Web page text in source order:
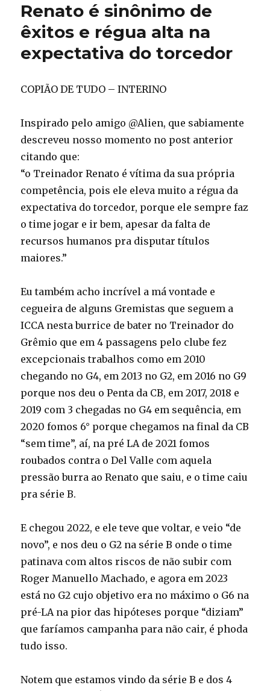
Renato é sinônimo de
êxitos e régua alta na
expectativa do torcedor
COPIÃO DE TUDO – INTERINO
Inspirado pelo amigo @Alien, que sabiamente
descreveu nosso momento no post anterior
citando que:
“o Treinador Renato é vítima da sua própria
competência, pois ele eleva muito a régua da
expectativa do torcedor, porque ele sempre faz
o time jogar e ir bem, apesar da falta de
recursos humanos pra disputar títulos
maiores.”
Eu também acho incrível a má vontade e
cegueira de alguns Gremistas que seguem a
ICCA nesta burrice de bater no Treinador do
Grêmio que em 4 passagens pelo clube fez
excepcionais trabalhos como em 2010
chegando no G4, em 2013 no G2, em 2016 no G9
porque nos deu o Penta da CB, em 2017, 2018 e
2019 com 3 chegadas no G4 em sequência, em
2020 fomos 6° porque chegamos na final da CB
“sem time”, aí, na pré LA de 2021 fomos
roubados contra o Del Valle com aquela
pressão burra ao Renato que saiu, e o time caiu
pra série B.
E chegou 2022, e ele teve que voltar, e veio “de
novo”, e nos deu o G2 na série B onde o time
patinava com altos riscos de não subir com
Roger Manuello Machado, e agora em 2023
está no G2 cujo objetivo era no máximo o G6 na
pré-LA na pior das hipóteses porque “diziam”
que faríamos campanha para não cair, é phoda
tudo isso.
Notem que estamos vindo da série B e dos 4